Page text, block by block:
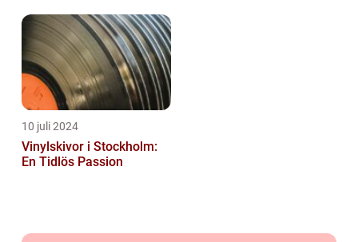
10 juli 2024
Vinylskivor i Stockholm:
En Tidlös Passion